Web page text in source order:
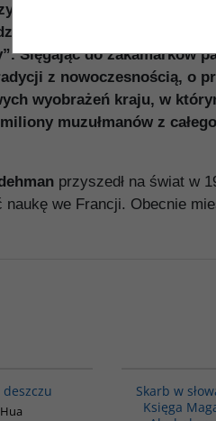
pas to pierwsza powieść
poetycki, opowieść o
Sięgając do zakamarków
z nowoczesnością, o
wyobrażeń kraju, w
muzułmanów z
przyszedł na świat w
naukę we Francji. Obecnie
deszczu
Skarb w
Księga